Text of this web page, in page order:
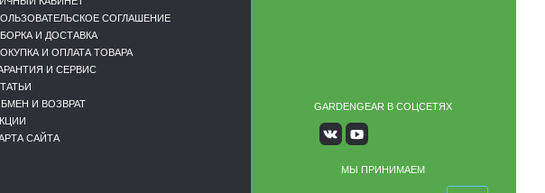
СОГЛАШЕНИЕ
И ДОСТАВКА
И ОПЛАТА ТОВАРА
И СЕРВИС
И ВОЗВРАТ
САЙТА
GARDENGEAR В СОЦСЕТЯХ
МЫ ПРИНИМАЕМ